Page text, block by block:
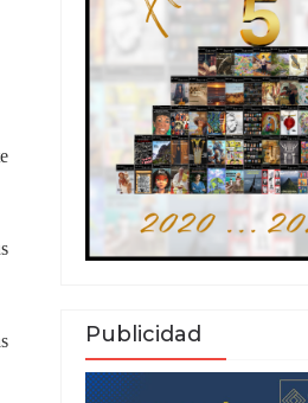
Publicidad